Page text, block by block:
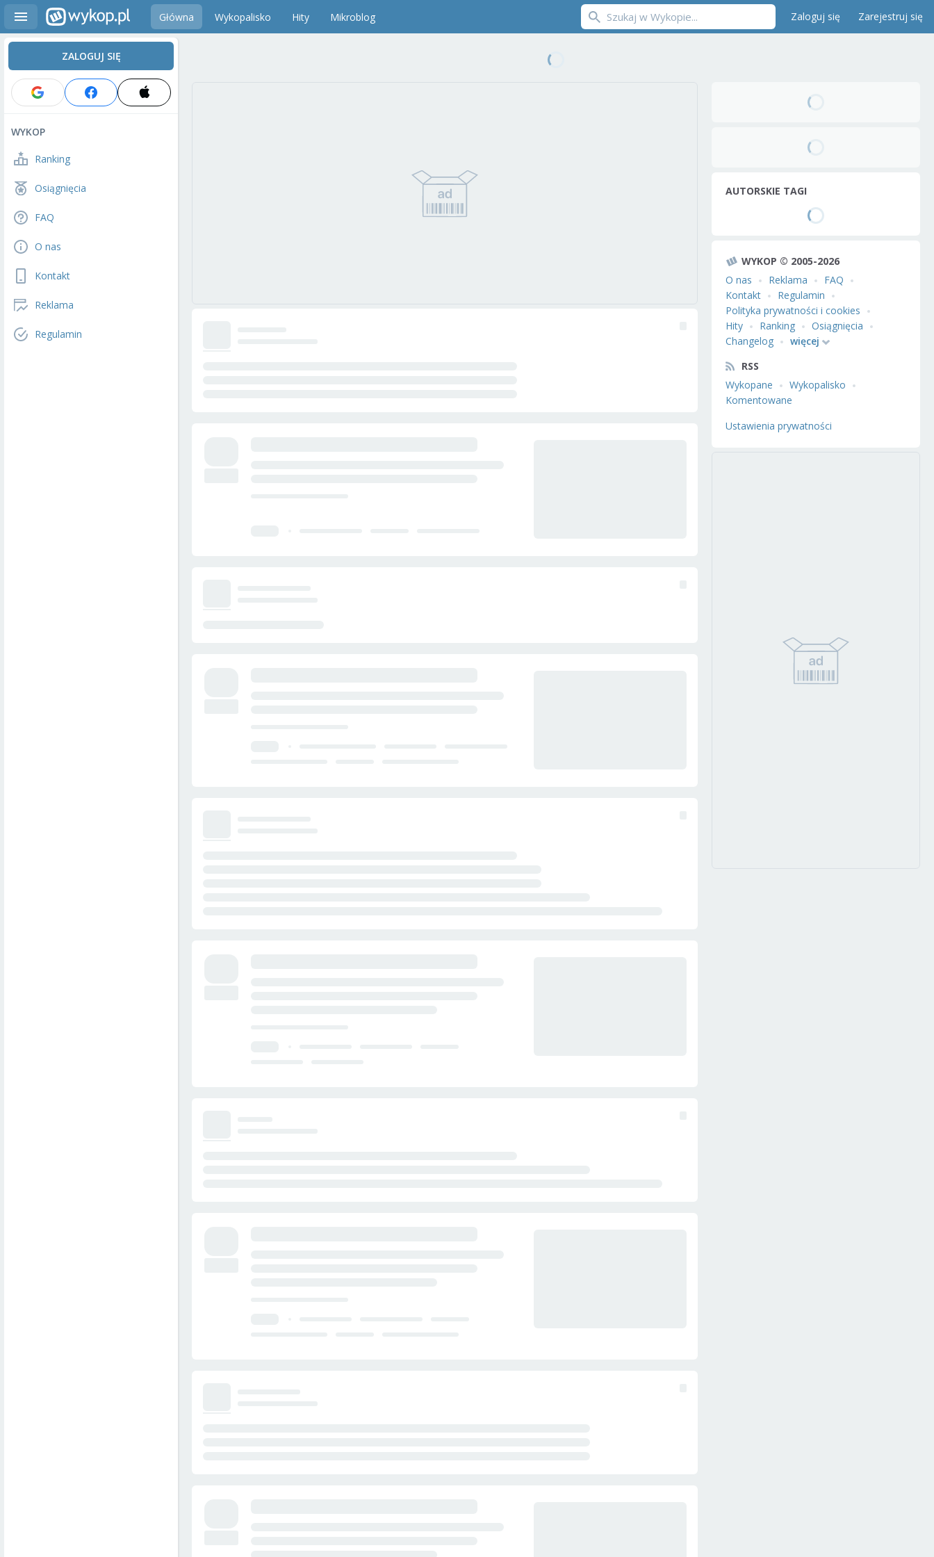
Główna Wykopalisko Hity Mikroblog Zaloguj się Zarejestruj się
ZALOGUJ SIĘ
WYKOP
Ranking
Osiągnięcia
FAQ
O nas
Kontakt
Reklama
Regulamin
AUTORSKIE TAGI
WYKOP © 2005-2026
O nas
Reklama
FAQ
Kontakt
Regulamin
Polityka prywatności i cookies
Hity
Ranking
Osiągnięcia
Changelog
więcej
RSS
Wykopane
Wykopalisko
Komentowane
Ustawienia prywatności